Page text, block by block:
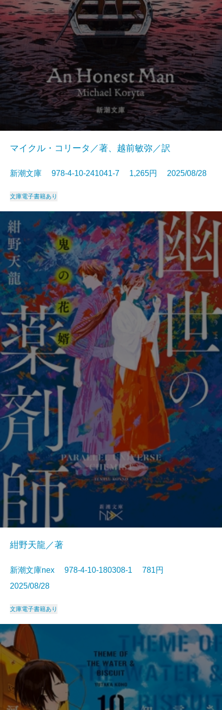
マイクル・コリータ／著、越前敏弥／訳
新潮文庫 978-4-10-241041-7 1,265円 2025/08/28
文庫電子書籍あり
紺野天龍／著
新潮文庫nex 978-4-10-180308-1 781円
2025/08/28
文庫電子書籍あり